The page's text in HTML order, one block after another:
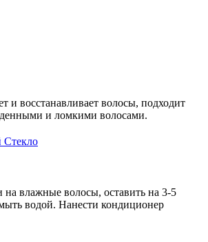
и восстанавливает волосы, подходит
и ломкими волосами.
Стекло
на влажные волосы, оставить на 3-5
водой. Нанести кондиционер